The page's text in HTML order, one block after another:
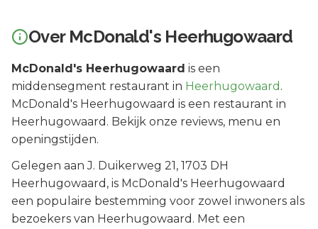
Over McDonald's Heerhugowaard
McDonald's Heerhugowaard is een
middensegment restaurant in Heerhugowaard .
McDonald's Heerhugowaard is een restaurant in
Heerhugowaard. Bekijk onze reviews, menu en
openingstijden.
Gelegen aanJ. Duikerweg 21, 1703 DH
Heerhugowaard , is McDonald's Heerhugowaard
een populaire bestemming voor zowel inwoners als
bezoekers van Heerhugowaard . Met een